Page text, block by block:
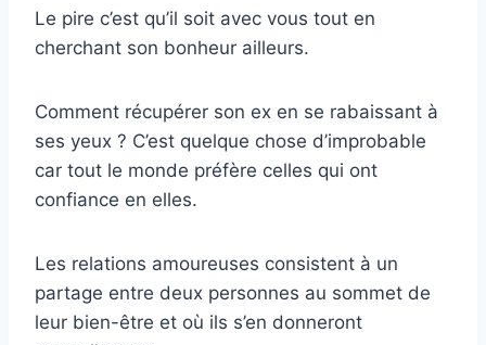
Le pire c’est qu’il soit avec vous tout en
cherchant son bonheur ailleurs.
Comment récupérer son ex en se rabaissant à
ses yeux ? C’est quelque chose d’improbable
car tout le monde préfère celles qui ont
confiance en elles.
Les relations amoureuses consistent à un
partage entre deux personnes au sommet de
leur bien-être et où ils s’en donneront